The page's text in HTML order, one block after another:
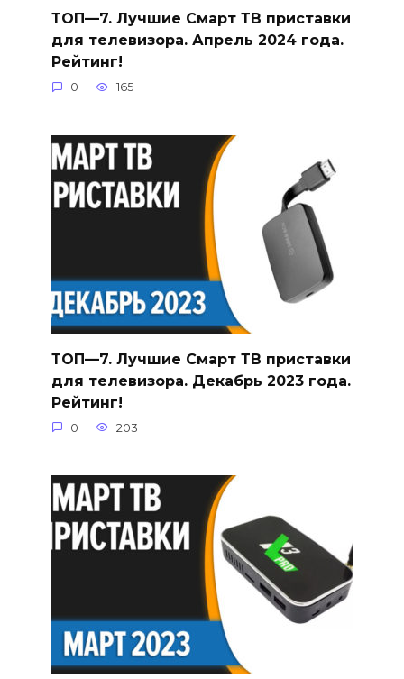
ТОП—7. Лучшие Смарт ТВ приставки
для телевизора. Апрель 2024 года.
Рейтинг!
0 165
ТОП—7. Лучшие Смарт ТВ приставки
для телевизора. Декабрь 2023 года.
Рейтинг!
0 203